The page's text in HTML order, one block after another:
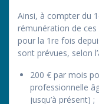
Ainsi, à compter du
rémunération de
pour la 1re fois
sont prévues, selon
200 € par mois
professionnelle
jusqu’à présent) ;